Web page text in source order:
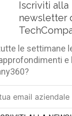
Iscriviti alla
newsletter
le settimane
e